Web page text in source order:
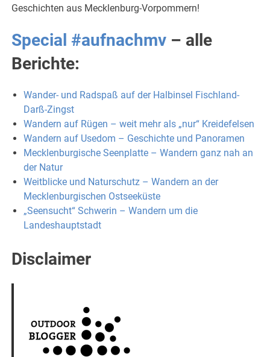
Geschichten aus Mecklenburg-Vorpommern!
Special #aufnachmv – alle
Berichte:
Wander- und Radspaß auf der Halbinsel Fischland-
Darß-Zingst
Wandern auf Rügen – weit mehr als „nur“ Kreidefelsen
Wandern auf Usedom – Geschichte und Panoramen
Mecklenburgische Seenplatte – Wandern ganz nah an
der Natur
Weitblicke und Naturschutz – Wandern an der
Mecklenburgischen Ostseeküste
„Seensucht“ Schwerin – Wandern um die
Landeshauptstadt
Disclaimer